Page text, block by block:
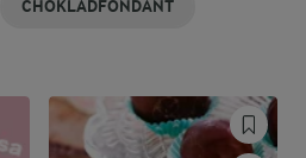
CHOKLADFONDANT